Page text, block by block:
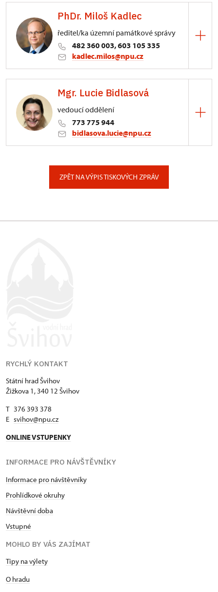
PhDr. Miloš Kadlec
ředitel/ka územní památkové správy
482 360 003, 603 105 335
kadlec.milos@npu.cz
3/, Sychrov 3
Mgr. Lucie Bidlasová
vedoucí oddělení
773 775 944
bidlasova.lucie@npu.cz
ZPĚT NA VÝPIS TISKOVÝCH ZPRÁV
RYCHLÝ KONTAKT
Státní hrad Švihov
Žižkova 1, 340 12 Švihov
T 376 393 378
E svihov@npu.cz
ONLINE VSTUPENKY
INFORMACE PRO NÁVŠTĚVNÍKY
Informace pro návštěvníky
Prohlídkové okruhy
Návštěvní doba
Vstupné
MOHLO BY VÁS ZAJÍMAT
Tipy na výlety
O hradu